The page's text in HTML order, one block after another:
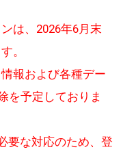
は、2026年6月末
。
報および各種デー
を予定しておりま
要な対応のため、登